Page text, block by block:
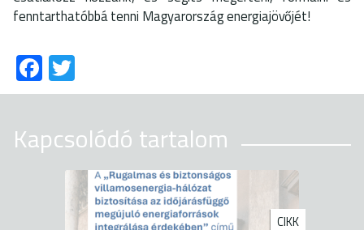
fenntarthatóbbá tenni Magyarország energiajövőjét!
Fa
ce
o
ok
wi
er
Kapcsolódó tartalom
CIKK